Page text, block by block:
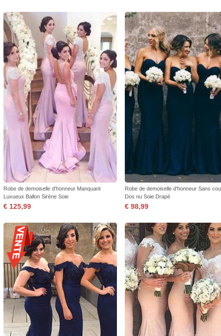
Robe de demoiselle d'honneur Manquant
Luxueux Ballon Sirène Soie
€ 125,99
Robe de demoiselle d'honneur Sans
Dos nu Soie Drapé
€ 98,99